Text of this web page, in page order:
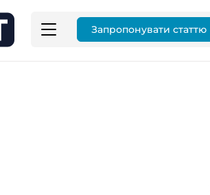
Запропонувати статтю